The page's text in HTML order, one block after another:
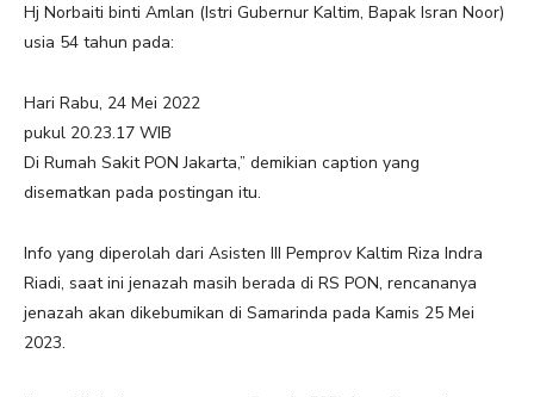
Hj Norbaiti binti Amlan (Istri Gubernur Kaltim, Bapak Isran Noor)
usia 54 tahun pada:
Hari Rabu, 24 Mei 2022
pukul 20.23.17 WIB
Di Rumah Sakit PON Jakarta,” demikian caption yang
disematkan pada postingan itu.
Info yang diperolah dari Asisten III Pemprov Kaltim Riza Indra
Riadi, saat ini jenazah masih berada di RS PON, rencananya
jenazah akan dikebumikan di Samarinda pada Kamis 25 Mei
2023.